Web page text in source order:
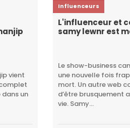
vient
dans un
Influenceurs
L'influenceur et
samy lewnr est
Le show-business
une nouvelle fois
mort. Un autre web
d’être brusquement
vie. Samy...